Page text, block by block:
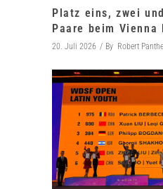
Platz eins, zwei
Paare beim Vienna
20. Juli 2026 By Robert